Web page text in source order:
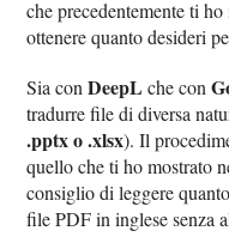
che precedentemente ti
ottenere quanto desideri
Sia conDeepL che con
tradurre file di diversa
.pptx o .xlsx). Il
quello che ti ho mostrato
consiglio di leggere
file PDF in inglese senza